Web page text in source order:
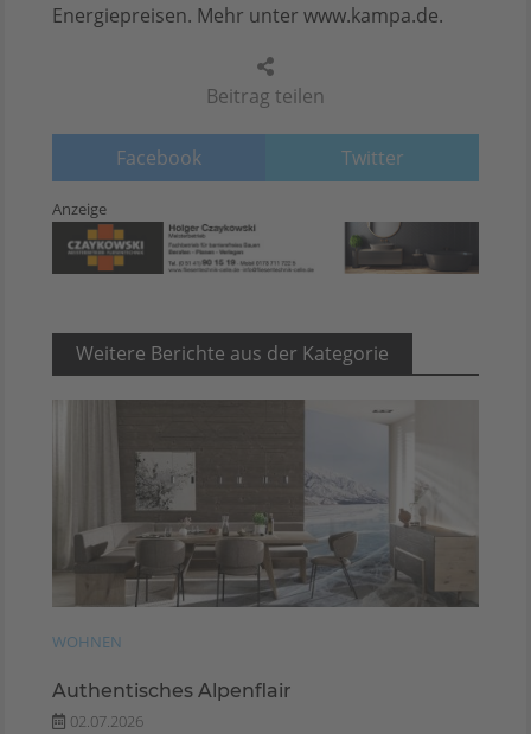
Beitrag teilen
Facebook Twitter
Energiepreisen. Mehr unter www.kampa.de.
Anzeige
Weitere Berichte aus der Kategorie
WOHNEN
Authentisches Alpenflair
02.07.2026